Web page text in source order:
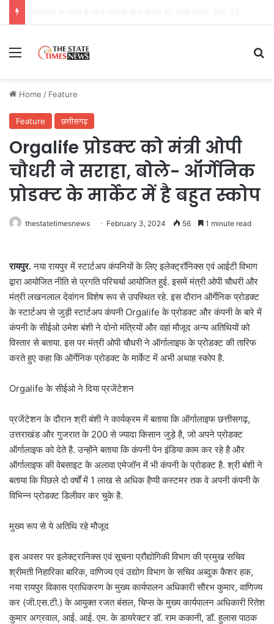
Menu
Home / Feature
Feature छत्तीसगढ़
Orgalife प्रोडक्ट को मंत्री ओपी
चौधरी ने सराहा, बोले- ऑर्गेनिक
प्रोडक्ट के मार्केट में है बहुत स्कोप
thestatetimesnews February 3, 2024 56 1 minute read
रायपुर.नया रायपुर में स्टार्टअप कंपनियों के लिए इलेक्ट्रॉनिक्स एवं आईटी विभाग
द्वारा आयोजित नीति से प्रगति परिचर्चा आयोजित हुई. इसमें मंत्री ओपी चौधरी और
मंत्री लखनलाल देवांगन विशेष रूप से उपस्थित रहे. इस दौरान ऑर्गेनिक प्रोडक्ट
के स्टार्टअप से जुड़ी स्टार्टअप कंपनी Orgalife के प्रोडक्ट और कंपनी के बारे में
कंपनी के सीईओ उमेश बंशी ने दोनो मंत्रियों और वहां मौजूद अन्य अतिथियों को
विस्तार से बताया. इस पर मंत्री ओपी चौधरी ने ऑर्गालाइफ के प्रोडक्ट की तारिफ
करते हुए कहा कि ऑर्गेनिक प्रोडक्ट के मार्केट में अभी अथाह स्कोप है.
Orgalife के सीईओ ने दिया प्रजेंटेशन
प्रजेंटेशन के दौरान श्री बंशी ने कार्यक्रम में बताया कि ऑर्गालाइफ छत्तीसगढ़,
उत्तराखंड और गुजरात के 200 से ज्यादा किसान जुड़े है, जो अपने प्रोडक्ट
ऑर्गालाइफ को देते है. उन्होंने बताया कि कंपनी पेन इंडिया काम कर रहे है और
ऑर्गालाइफ की वेबसाइट के अलावा एमेजॉन में भी कंपनी के प्रोडक्ट है. श्री बंशी ने
बताया कि पिछले दो वर्षों में 1 लाख से अधिक हैप्पी कस्टमर तक वे अपनी कंपनी के
विभिन्न प्रोडक्ट डिलीवर कर चुके है.
मुख्य रूप से ये अतिथि रहे मौजूद
इस अवसर पर इलेक्ट्रानिक्स एवं सूचना प्रौद्योगिकी विभाग की प्रमुख सचिव
श्रीमती निहारिका बारिक, वाणिज्य एवं उद्योग विभाग के सचिव अब्दुक कैशर हक,
नया रायपुर विकास प्राधिकरण के मुख्य कार्यपालन अधिकारी सौरभ कुमार, वाणिज्य
कर (जी.एस.टी.) के आयुक्त रजत बंसल, चिप्स के मुख्य कार्यपालन अधिकारी रितेश
कुमार अग्रवाल, आई. आई. एम. के डायरेक्टर डॉ. राम ककानी, डॉ. हुलास पाठक